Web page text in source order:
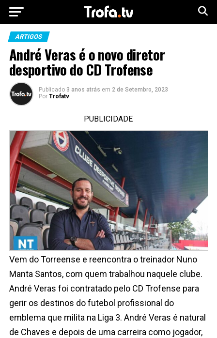
ARTIGOS
André Veras é o novo diretor
desportivo do CD Trofense
Publicado 3 anos atrás em 2 de Setembro, 2023
Por Trofatv
PUBLICIDADE
Vem do Torreense e reencontra o treinador Nuno
Manta Santos, com quem trabalhou naquele clube.
André Veras foi contratado pelo CD Trofense para
gerir os destinos do futebol profissional do
emblema que milita na Liga 3. André Veras é natural
de Chaves e depois de uma carreira como jogador,